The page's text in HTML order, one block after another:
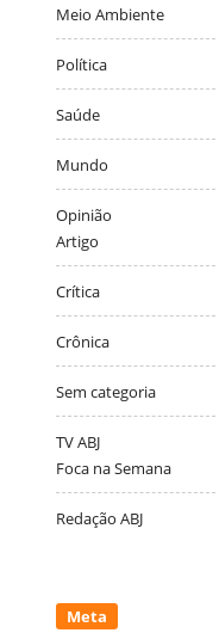
Meio Ambiente
Política
Saúde
Mundo
Opinião
Artigo
Crítica
Crônica
Sem categoria
TV ABJ
Foca na Semana
Redação ABJ
Meta